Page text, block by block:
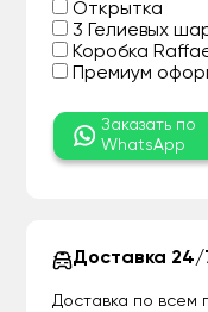
Открытка
3 Гелиевых
Коробка
Премиум
Заказать по
WhatsApp
Доставка 24/
Доставка по всем